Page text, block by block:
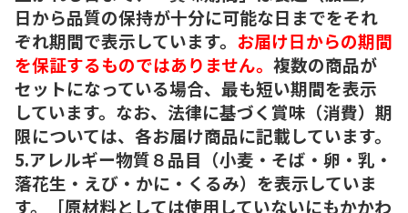
日から品質の保持が十分に可能な日までをそれ
ぞれ期間で表示しています。 お届け日からの期間
を保証するものではありません。 複数の商品が
セットになっている場合、最も短い期間を表示
しています。なお、法律に基づく賞味（消費）期
限については、各お届け商品に記載しています。
5.アレルギー物質８品目（小麦・そば・卵・乳・
落花生・えび・かに・くるみ）を表示していま
す。［原材料としては使用していないにもかかわ